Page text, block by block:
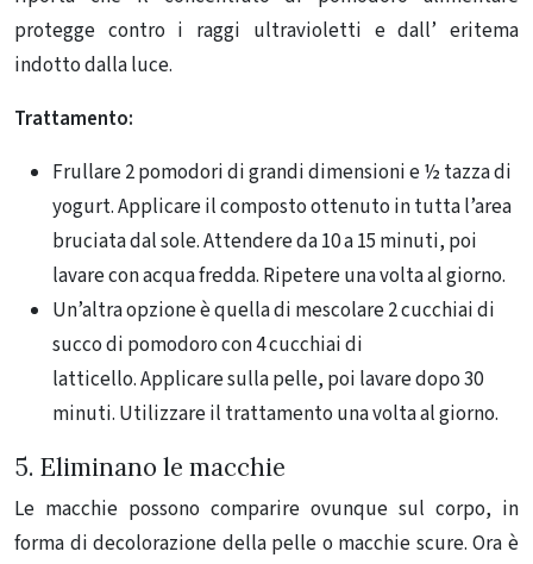
protegge contro i raggi ultravioletti e dall’ eritema
indotto dalla luce.
Trattamento:
Frullare 2 pomodori di grandi dimensioni e ½ tazza di
yogurt. Applicare il composto ottenuto in tutta l’area
bruciata dal sole. Attendere da 10 a 15 minuti, poi
lavare con acqua fredda. Ripetere una volta al giorno.
Un’altra opzione è quella di mescolare 2 cucchiai di
succo di pomodoro con 4 cucchiai di
latticello. Applicare sulla pelle, poi lavare dopo 30
minuti. Utilizzare il trattamento una volta al giorno.
5. Eliminano le macchie
Le macchie possono comparire ovunque sul corpo, in
forma di decolorazione della pelle o macchie scure. Ora è